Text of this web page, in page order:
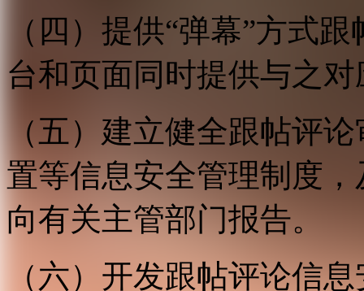
（四）提供“弹幕”方式
台和页面同时提供与之
（五）建立健全跟帖评
置等信息安全管理制度
向有关主管部门报告。
（六）开发跟帖评论信